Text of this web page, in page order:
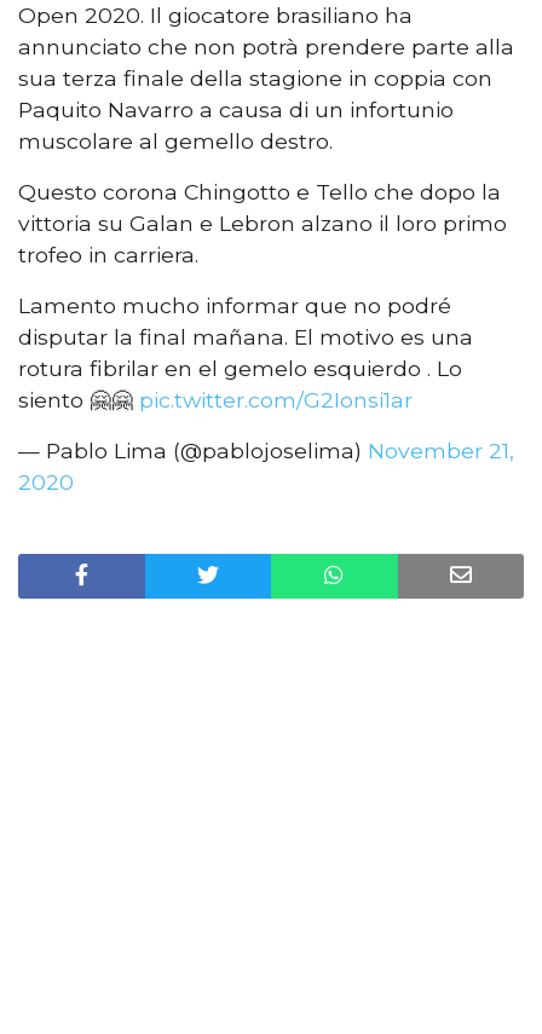
Open 2020. Il giocatore brasiliano ha
annunciato che non potrà prendere parte alla
sua terza finale della stagione in coppia con
Paquito Navarro a causa di un infortunio
muscolare al gemello destro.
Questo corona Chingotto e Tello che dopo la
vittoria su Galan e Lebron alzano il loro primo
trofeo in carriera.
Lamento mucho informar que no podré
disputar la final mañana. El motivo es una
rotura fibrilar en el gemelo esquierdo . Lo
siento 🤗🤗 pic.twitter.com/G2Ionsi1ar
— Pablo Lima (@pablojoselima) November 21,
2020